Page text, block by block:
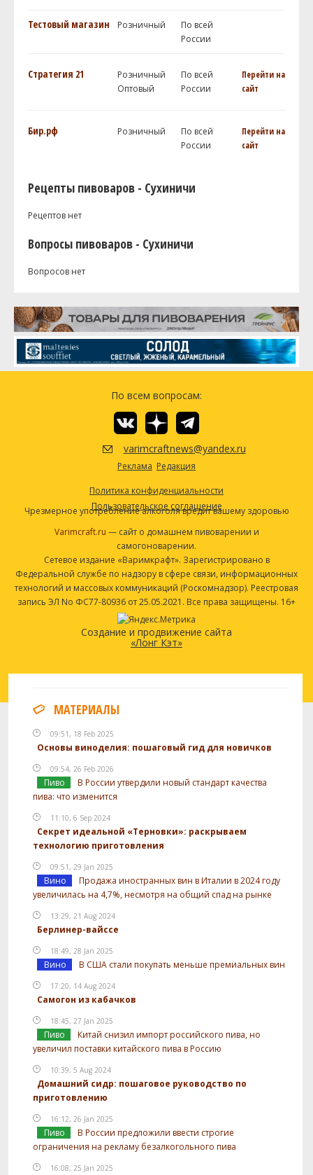
Тестовый магазин Розничный
По всей
России
Стратегия 21
Розничный
Оптовый
По всей
России
Перейти на
сайт
Бир.рф Розничный
По всей
России
Перейти на
сайт
Рецепты пивоваров - Сухиничи
Рецептов нет
Вопросы пивоваров - Сухиничи
Вопросов нет
По всем вопросам:
varimcraftnews@yandex.ru
Реклама Редакция
Политика конфиденциальности
Пользовательское соглашение
Чрезмерное употребление алкоголя вредит вашему здоровью
Varimcraft.ru — сайт о домашнем пивоварении и
самогоноварении.
Сетевое издание «Варимкрафт». Зарегистрировано в
Федеральной службе по надзору в сфере связи, информационных
технологий и массовых коммуникаций (Роскомнадзор). Реестровая
запись ЭЛ No ФС77-80936 от 25.05.2021. Все права защищены. 16+
Создание и продвижение сайта
«Лонг Кэт»
МАТЕРИАЛЫ
09:51, 18 Feb 2025
Основы виноделия: пошаговый гид для новичков
09:54, 26 Feb 2026
Пиво
В России утвердили новый стандарт качества
пива: что изменится
11:10, 6 Sep 2024
Секрет идеальной «Терновки»: раскрываем
технологию приготовления
09:51, 29 Jan 2025
Вино
Продажа иностранных вин в Италии в 2024 году
увеличилась на 4,7%, несмотря на общий спад на рынке
13:29, 21 Aug 2024
Берлинер-вайссе
18:49, 28 Jan 2025
Вино В США стали покупать меньше премиальных вин
17:20, 14 Aug 2024
Самогон из кабачков
18:45, 27 Jan 2025
Пиво
Китай снизил импорт российского пива, но
увеличил поставки китайского пива в Россию
10:39, 5 Aug 2024
Домашний сидр: пошаговое руководство по
приготовлению
16:12, 26 Jan 2025
Пиво
В России предложили ввести строгие
ограничения на рекламу безалкогольного пива
16:08, 25 Jan 2025